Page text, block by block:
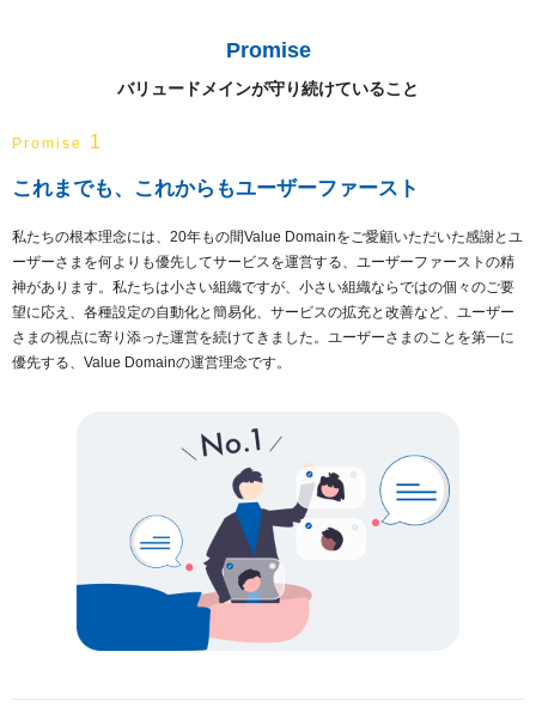
Promise
バリュードメインが守り続けていること
Promise 1
これまでも、これからもユーザーファースト
私たちの根本理念には、20年もの間Value Domainをご愛顧いただいた感謝とユ
ーザーさまを何よりも優先してサービスを運営する、ユーザーファーストの精
神があります。私たちは小さい組織ですが、小さい組織ならではの個々のご要
望に応え、各種設定の自動化と簡易化、サービスの拡充と改善など、ユーザー
さまの視点に寄り添った運営を続けてきました。ユーザーさまのことを第一に
優先する、Value Domainの運営理念です。